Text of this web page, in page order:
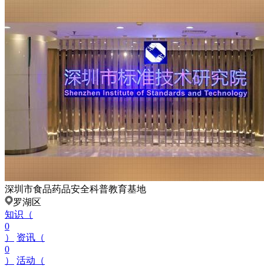
深圳市食品药品安全科普教育基地
罗湖区
知识（
0
）
资讯（
0
）
活动（